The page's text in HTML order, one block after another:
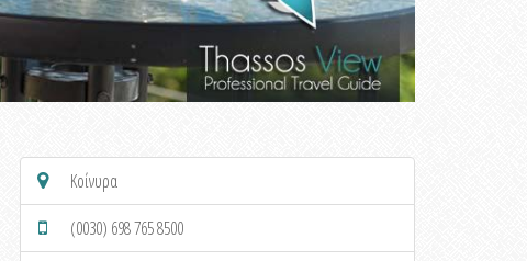
Κοίνυρα
(0030) 698 765 8500